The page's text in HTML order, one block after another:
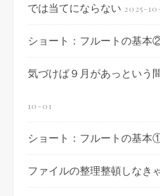
では当てにならない 2025-
ショート：フルートの基本
気づけば９月があっという
10-01
ショート：フルートの基本
ファイルの整理整頓しなき